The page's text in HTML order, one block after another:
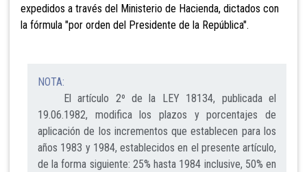
expedidos a través del Ministerio de Hacienda, dictados con
la fórmula "por orden del Presidente de la República".
NOTA:
El artículo 2º de la LEY 18134, publicada el
19.06.1982, modifica los plazos y porcentajes de
aplicación de los incrementos que establecen para los
años 1983 y 1984, establecidos en el presente artículo,
de la forma siguiente: 25% hasta 1984 inclusive, 50% en